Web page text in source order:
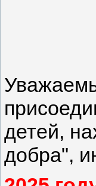
детей,
добра",